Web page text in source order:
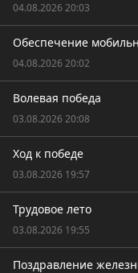
04.08.2026 20:03
Обеспечение
04.08.2026 20:02
Волевая победа
03.08.2026 20:08
Ход к победе
03.08.2026 19:57
Трудовое лето
03.08.2026 19:55
Поздравление